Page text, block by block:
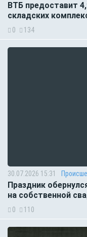
ВТБ предоставит
складских
0 134
30.07.2026 15:31
Праздник
на собственной
0 110